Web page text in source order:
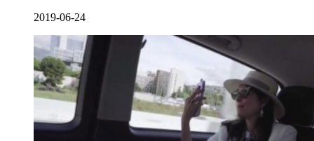
2019-06-24